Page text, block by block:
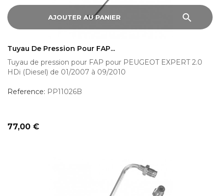
AJOUTER AU PANIER search
Tuyau De Pression Pour FAP...
Tuyau de pression pour FAP pour PEUGEOT EXPERT 2.0
HDi (Diesel) de 01/2007 à 09/2010
Reference: PP11026B
Prix
77,00 €